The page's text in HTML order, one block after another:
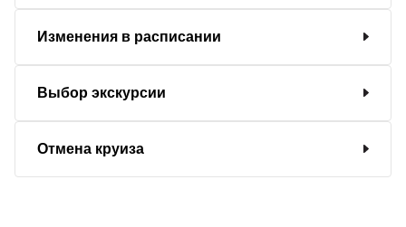
Изменения в расписании
Выбор экскурсии
Отмена круиза